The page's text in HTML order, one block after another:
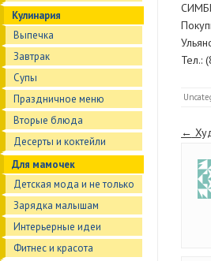
Кулинария
Выпечка
Завтрак
Супы
Праздничное меню
Вторые блюда
Десерты и коктейли
Для мамочек
Детская мода и не только
Зарядка малышам
Интерьерные идеи
Фитнес и красота
Тел.:
←